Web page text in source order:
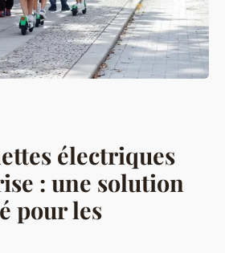
électriques
: une solution
pour les